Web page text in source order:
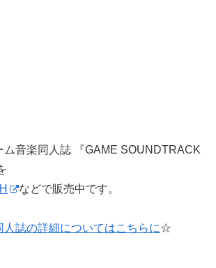
ム音楽同人誌 『GAME SOUNDTRACK
などで販売中です。
人誌の詳細についてはこちらに☆